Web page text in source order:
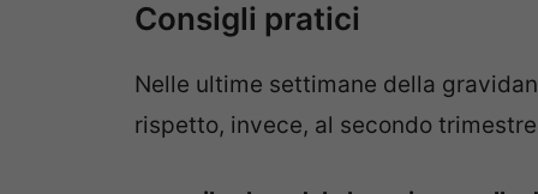
Consigli pratici
Nelle ultime settimane della
rispetto, invece, al secondo